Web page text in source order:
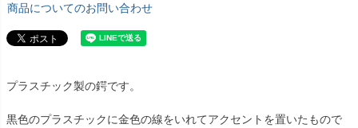
商品についてのお問い合わせ
プラスチック製の鍔です。
黒色のプラスチックに金色の線をいれてアクセントを置いたもので